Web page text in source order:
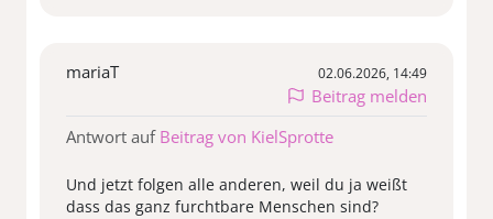
mariaT 02.06.2026, 14:49
Beitrag melden
Antwort auf Beitrag von KielSprotte
Und jetzt folgen alle anderen, weil du ja weißt
dass das ganz furchtbare Menschen sind?